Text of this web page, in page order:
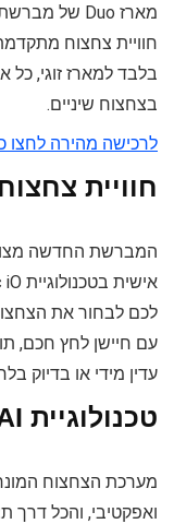
בלבד למארז זוגי, כל
בצחצוח שיניים.
לרכישה מהירה לחצו
חוויית
לכם לבחור את
עם חיישן לחץ חכם,
עדין מידי או בדיוק
טכנולוגיית AI מתקדמת